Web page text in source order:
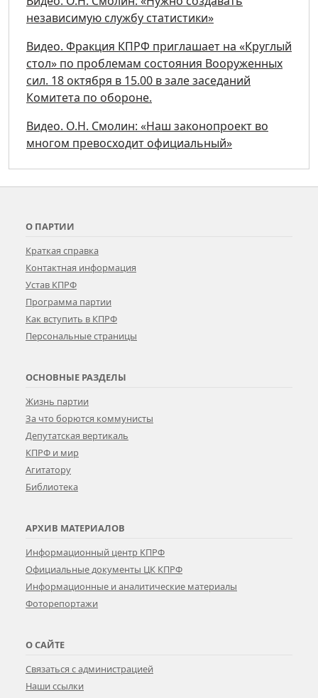
независимую службу статистики»
Видео. Фракция КПРФ приглашает на «Круглый
стол» по проблемам состояния Вооруженных
сил. 18 октября в 15.00 в зале заседаний
Комитета по обороне.
Видео. О.Н. Смолин: «Наш законопроект во
многом превосходит официальный»
О ПАРТИИ
Краткая справка
Контактная информация
Устав КПРФ
Программа партии
Как вступить в КПРФ
Персональные страницы
ОСНОВНЫЕ РАЗДЕЛЫ
Жизнь партии
За что борются коммунисты
Депутатская вертикаль
КПРФ и мир
Агитатору
Библиотека
АРХИВ МАТЕРИАЛОВ
Информационный центр КПРФ
Официальные документы ЦК КПРФ
Информационные и аналитические материалы
Фоторепортажи
О САЙТЕ
Связаться с администрацией
Наши ссылки